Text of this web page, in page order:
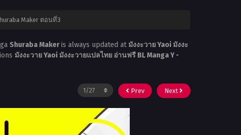
Maker ตอนที่3
Shuraba Makeris always updated at มังงะวาย Yaoi มังงะ
มังงะวาย Yaoi มังงะวายแปลไทย อ่านฟรี BL Manga Y -
Prev Next